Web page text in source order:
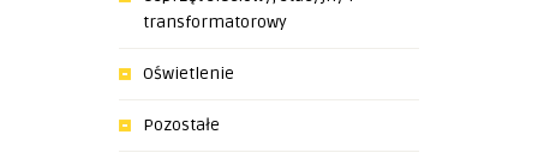
transformatorowy
Oświetlenie
Pozostałe